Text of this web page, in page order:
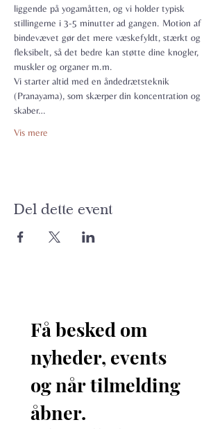
liggende på yogamåtten, og vi holder typisk
stillingerne i 3-5 minutter ad gangen. Motion af
bindevævet gør det mere væskefyldt, stærkt og
fleksibelt, så det bedre kan støtte dine knogler,
muskler og organer m.m.
Vi starter altid med en åndedrætsteknik
(Pranayama), som skærper din koncentration og
skaber…
Vis mere
Del dette event
Få besked om
nyheder, events
og når tilmelding